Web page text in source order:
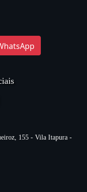
155 - Vila Itapura -